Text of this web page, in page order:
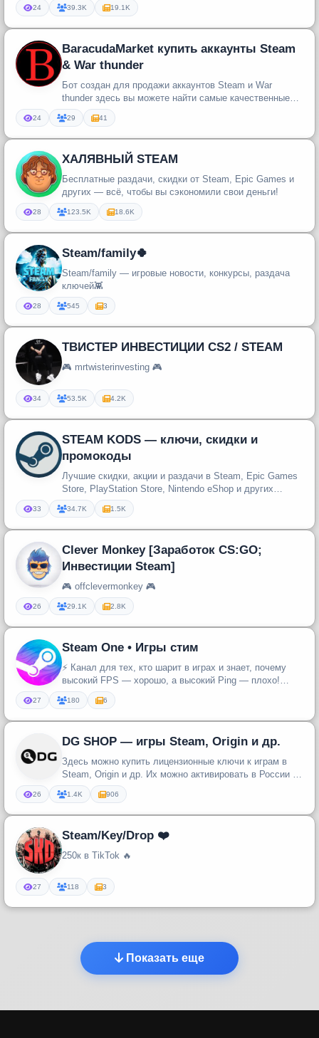
24 39.3K 19.1K
BaracudaMarket купить аккаунты Steam
& War thunder
Бот создан для продажи аккаунтов Steam и War
thunder здесь вы можете найти самые качественные
аккаунты. Промокод который...
24 29 41
ХАЛЯВНЫЙ STEAM
Бесплатные раздачи, скидки от Steam, Epic Games и
других — всё, чтобы вы сэкономили свои деньги!
28 123.5K 18.6K
Steam/family️️🍀
Steam/family️️ — игровые новости, конкурсы, раздача
ключей👾
28 545 3
ТВИСТЕР ИНВЕСТИЦИИ CS2 / STEAM
🎮 mrtwisterinvesting 🎮
34 53.5K 4.2K
STEAM KODS — ключи, скидки и
промокоды
Лучшие скидки, акции и раздачи в Steam, Epic Games
Store, PlayStation Store, Nintendo eShop и других
игровых магазинах. ...
33 34.7K 1.5K
Clever Monkey [Заработок CS:GO;
Инвестиции Steam]
🎮 offclevermonkey 🎮
26 29.1K 2.8K
Steam One • Игры стим
⚡️ Канал для тех, кто шарит в играх и знает, почему
высокий FPS — хорошо, а высокий Ping — плохо!
Новости Steam: релиз...
27 180 6
DG SHOP — игры Steam, Origin и др.
Здесь можно купить лицензионные ключи к играм в
Steam, Origin и др. Их можно активировать в России и
СНГ. Каталог с игр...
26 1.4K 906
Steam/Key/Drop ❤️
250к в TikTok 🔥
27 118 3
Показать еще